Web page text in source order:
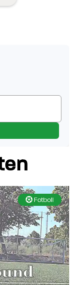
Fotboll